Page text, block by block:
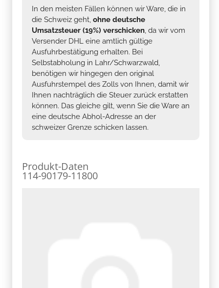
In den meisten Fällen können wir Ware, die in
die Schweiz geht, ohne deutsche
Umsatzsteuer (19%) verschicken, da wir vom
Versender DHL eine amtlich gültige
Ausfuhrbestätigung erhalten. Bei
Selbstabholung in Lahr/Schwarzwald,
benötigen wir hingegen den original
Ausfuhrstempel des Zolls von Ihnen, damit wir
Ihnen nachträglich die Steuer zurück erstatten
können. Das gleiche gilt, wenn Sie die Ware an
eine deutsche Abhol-Adresse an der
schweizer Grenze schicken lassen.
Produkt-Daten
114-90179-11800